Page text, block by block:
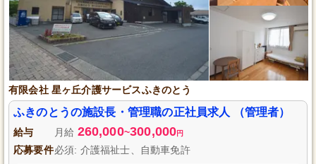
有限会社 星ヶ丘介護サービスふきのとう
ふきのとうの施設長・管理職の正社員求人 （管理者）
給与 月給 260,000~300,000円
応募要件必須: 介護福祉士、自動車免許